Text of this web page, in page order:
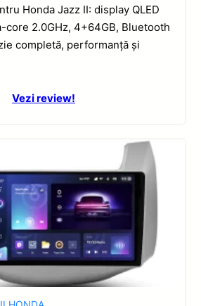
Honda Jazz II: display QLED
core 2.0GHz, 4+64GB, Bluetooth
completă, performanță și
Vezi review!